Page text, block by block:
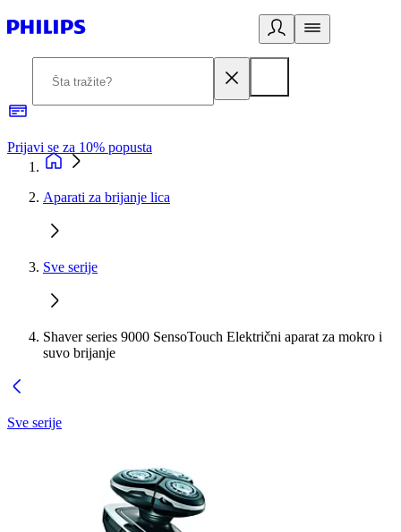
Prijavi se za 10% popusta
Aparati za brijanje lica
Sve serije
Shaver series 9000 SensoTouch Električni aparat za mokro i
suvo brijanje
Sve serije